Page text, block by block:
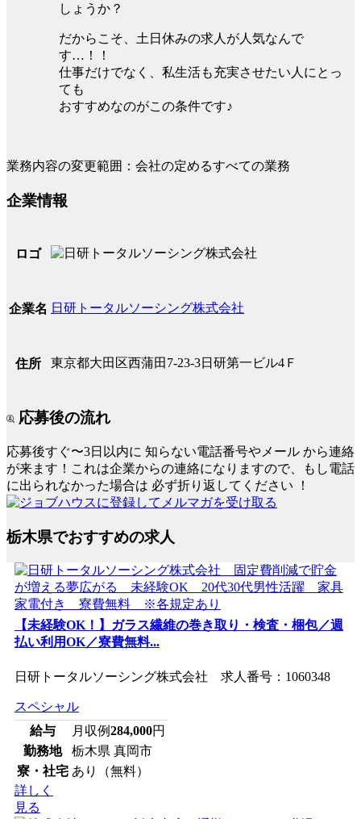
しょうか？
だからこそ、土日休みの求人が人気なんで
す…！！
仕事だけでなく、私生活も充実させたい人にとっ
ても
おすすめなのがこの条件です♪
業務内容の変更範囲：会社の定めるすべての業務
企業情報
ロゴ
企業名 日研トータルソーシング株式会社
住所 東京都大田区西蒲田7-23-3日研第一ビル4Ｆ
応募後の流れ
応募後すぐ〜3日以内に 知らない電話番号やメール から連絡
が来ます！これは企業からの連絡になりますので、もし電話
に出られなかった場合は 必ず折り返してください ！
栃木県でおすすめの求人
【未経験OK！】ガラス繊維の巻き取り・検査・梱包／週
払い利用OK／寮費無料...
日研トータルソーシング株式会社 求人番号：1060348
スペシャル
給与
月収例284,000円
勤務地
栃木県 真岡市
寮・社宅 あり（無料）
詳しく
見る